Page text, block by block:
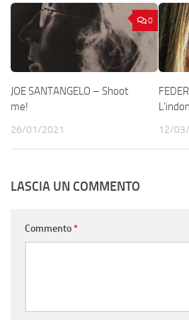
0
JOE SANTANGELO – Shoot
me!
26/01/2021 12/
LASCIA UN COMMENTO
Commento*